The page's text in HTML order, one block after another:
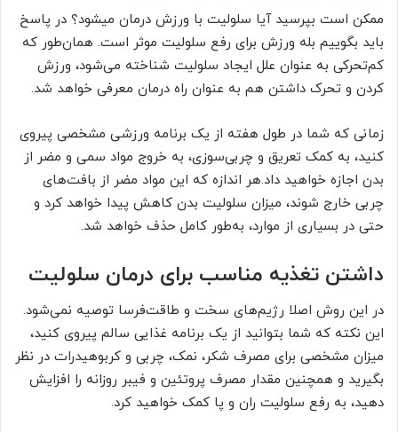
ممکن است بپرسید آیا سلولیت با ورزش درمان میشود؟ در پاسخ
باید بگوییم بله ورزش برای رفع سلولیت موثر است. همان‌طور که
کم‌تحرکی به عنوان علل ایجاد سلولیت شناخته می‌شود، ورزش
کردن و تحرک داشتن هم به عنوان راه درمان معرفی خواهد شد.
زمانی که شما در طول هفته از یک برنامه ورزشی مشخصی پیروی
کنید، به کمک تعریق و چربی‌سوزی، به خروج مواد سمی و مضر از
بدن اجازه خواهید داد.هر اندازه که این مواد مضر از بافت‌های
چربی خارج شوند، میزان سلولیت بدن کاهش پیدا خواهد کرد و
حتی در بسیاری از موارد، به‌طور کامل حذف خواهد شد.
داشتن تغذیه مناسب برای درمان سلولیت
در این روش اصلا رژیم‌های سخت و طاقت‌فرسا توصیه نمی‌شود.
این نکته که شما بتوانید از یک برنامه غذایی سالم پیروی کنید،
میزان مشخصی برای مصرف شکر، نمک، چربی و کربوهیدرات در نظر
بگیرید و همچنین مقدار مصرف پروتئین و فیبر روزانه را افزایش
دهید، به رفع سلولیت ران و پا کمک خواهید کرد.